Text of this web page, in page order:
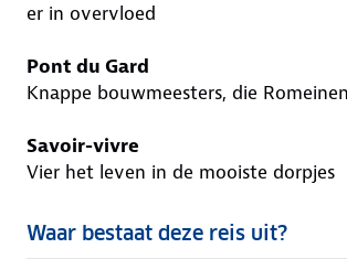
er in overvloed
Pont du Gard
Knappe bouwmeesters, die Romeinen
Savoir-vivre
Vier het leven in de mooiste dorpjes
Waar bestaat deze reis uit?